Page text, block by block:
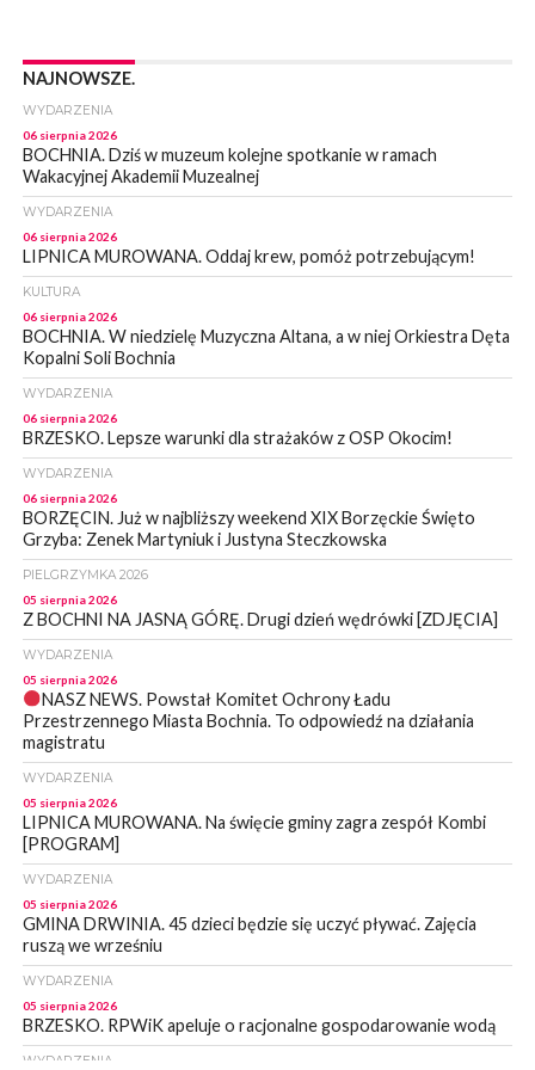
NAJNOWSZE.
WYDARZENIA
06 sierpnia 2026
BOCHNIA. Dziś w muzeum kolejne spotkanie w ramach
Wakacyjnej Akademii Muzealnej
WYDARZENIA
06 sierpnia 2026
LIPNICA MUROWANA. Oddaj krew, pomóż potrzebującym!
KULTURA
06 sierpnia 2026
BOCHNIA. W niedzielę Muzyczna Altana, a w niej Orkiestra Dęta
Kopalni Soli Bochnia
WYDARZENIA
06 sierpnia 2026
BRZESKO. Lepsze warunki dla strażaków z OSP Okocim!
WYDARZENIA
06 sierpnia 2026
BORZĘCIN. Już w najbliższy weekend XIX Borzęckie Święto
Grzyba: Zenek Martyniuk i Justyna Steczkowska
PIELGRZYMKA 2026
05 sierpnia 2026
Z BOCHNI NA JASNĄ GÓRĘ. Drugi dzień wędrówki [ZDJĘCIA]
WYDARZENIA
05 sierpnia 2026
NASZ NEWS. Powstał Komitet Ochrony Ładu
Przestrzennego Miasta Bochnia. To odpowiedź na działania
magistratu
WYDARZENIA
05 sierpnia 2026
LIPNICA MUROWANA. Na święcie gminy zagra zespół Kombi
[PROGRAM]
WYDARZENIA
05 sierpnia 2026
GMINA DRWINIA. 45 dzieci będzie się uczyć pływać. Zajęcia
ruszą we wrześniu
WYDARZENIA
05 sierpnia 2026
BRZESKO. RPWiK apeluje o racjonalne gospodarowanie wodą
WYDARZENIA